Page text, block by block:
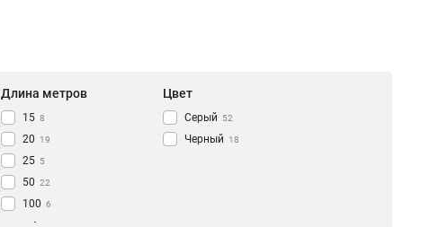
Длина метров
15 8
20 19
25 5
50 22
100 6
Цвет
Серый 52
Черный 18